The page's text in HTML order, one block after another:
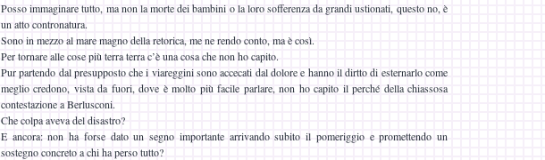
Posso immaginare tutto, ma non la morte dei bambini o la loro sofferenza da grandi ustionati, questo no, è
un atto contronatura.
Sono in mezzo al mare magno della retorica, me ne rendo conto, ma è così.
Per tornare alle cose più terra terra c’è una cosa che non ho capito.
Pur partendo dal presupposto che i viareggini sono accecati dal dolore e hanno il dirtto di esternarlo come
meglio credono, vista da fuori, dove è molto più facile parlare, non ho capito il perché della chiassosa
contestazione a Berlusconi.
Che colpa aveva del disastro?
E ancora: non ha forse dato un segno importante arrivando subito il pomeriggio e promettendo un
sostegno concreto a chi ha perso tutto?